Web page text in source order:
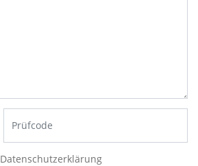
Datenschutzerklärung